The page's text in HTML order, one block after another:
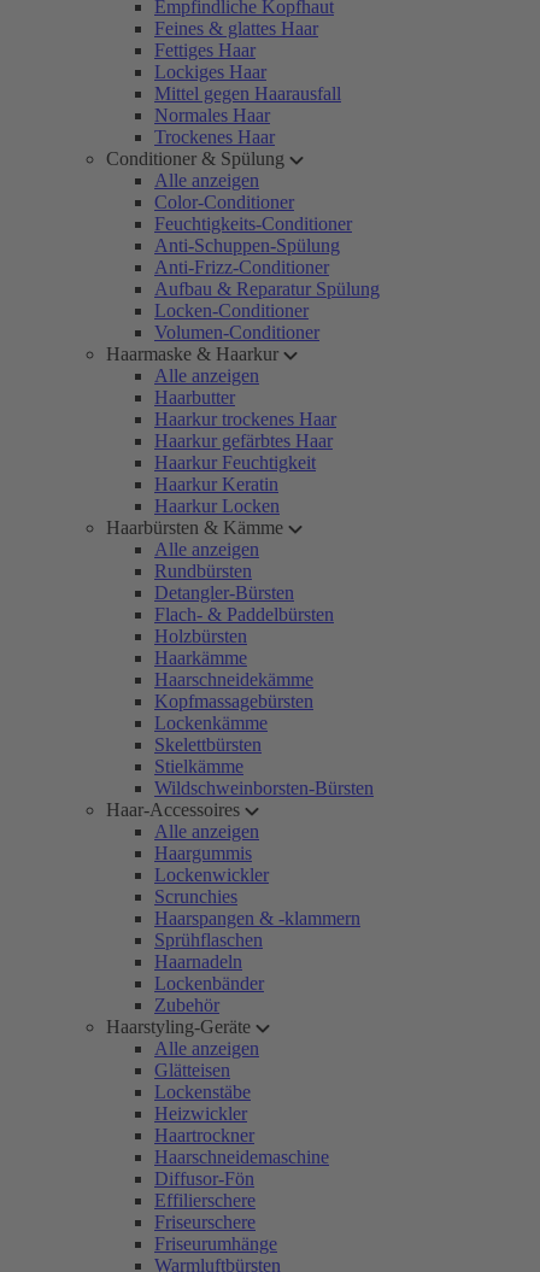
Empfindliche Kopfhaut
Feines & glattes Haar
Fettiges Haar
Lockiges Haar
Mittel gegen Haarausfall
Normales Haar
Trockenes Haar
Conditioner & Spülung
Alle anzeigen
Color-Conditioner
Feuchtigkeits-Conditioner
Anti-Schuppen-Spülung
Anti-Frizz-Conditioner
Aufbau & Reparatur Spülung
Locken-Conditioner
Volumen-Conditioner
Haarmaske & Haarkur
Alle anzeigen
Haarbutter
Haarkur trockenes Haar
Haarkur gefärbtes Haar
Haarkur Feuchtigkeit
Haarkur Keratin
Haarkur Locken
Haarbürsten & Kämme
Alle anzeigen
Rundbürsten
Detangler-Bürsten
Flach- & Paddelbürsten
Holzbürsten
Haarkämme
Haarschneidekämme
Kopfmassagebürsten
Lockenkämme
Skelettbürsten
Stielkämme
Wildschweinborsten-Bürsten
Haar-Accessoires
Alle anzeigen
Haargummis
Lockenwickler
Scrunchies
Haarspangen & -klammern
Sprühflaschen
Haarnadeln
Lockenbänder
Zubehör
Haarstyling-Geräte
Alle anzeigen
Glätteisen
Lockenstäbe
Heizwickler
Haartrockner
Haarschneidemaschine
Diffusor-Fön
Effilierschere
Friseurschere
Friseurumhänge
Warmluftbürsten